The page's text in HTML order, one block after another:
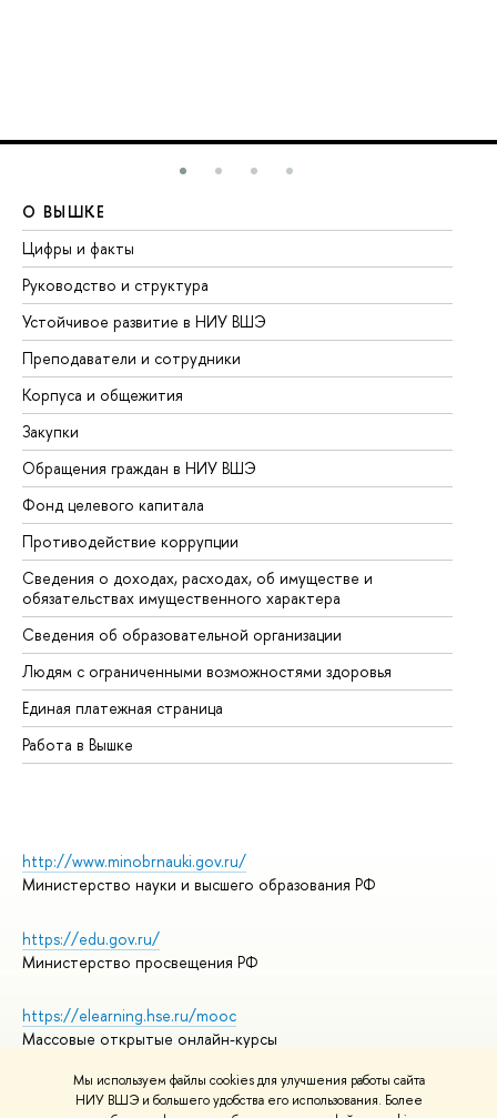
Мы используем файлы cookies для улучшения работы сайта
НИУ ВШЭ и большего удобства его использования. Более
О ВЫШКЕ
Цифры и факты
Руководство и структура
Устойчивое развитие в НИУ ВШЭ
Преподаватели и сотрудники
Корпуса и общежития
Закупки
Обращения граждан в НИУ ВШЭ
Фонд целевого капитала
Противодействие коррупции
Сведения о доходах, расходах, об имуществе и
обязательствах имущественного характера
Сведения об образовательной организации
Людям с ограниченными возможностями здоровья
Единая платежная страница
Работа в Вышке
http://www.minobrnauki.gov.ru/
Министерство науки и высшего образования РФ
https://edu.gov.ru/
Министерство просвещения РФ
https://elearning.hse.ru/mooc
Массовые открытые онлайн-курсы